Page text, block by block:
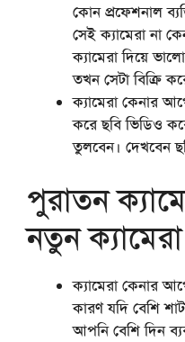
কোন প্রফেশনাল
সেই ক্যামেরা না
ক্যামেরা দিয়ে
তখন সেটা বিক্রি
ক্যামেরা কেনার
করে ছবি ভিডিও
তুলবেন। দেখবেন
পুরাতন
নতুন ক্যামেরা
ক্যামেরা কেনার
কারণ যদি বেশি
আপনি বেশি দিন